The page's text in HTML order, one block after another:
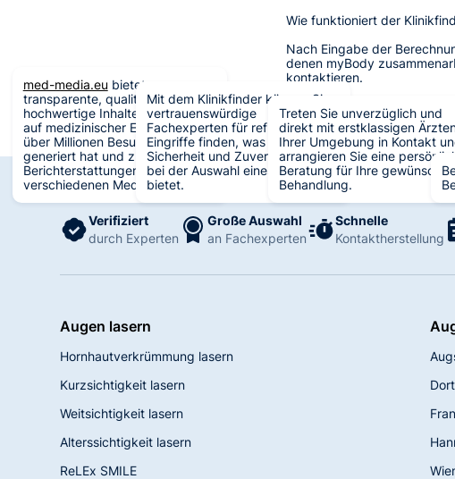
Wie funktioniert der
Nach Eingabe der
denen myBody
kontaktieren.
Wichtig: Die Angebote sind
eine Klinik oder Praxis finden.
med-media.eu bietet
transparente, qualitativ
hochwertige Inhalte mit Fokus
auf medizinischer Expertise, was
über Millionen Besucher
generiert hat und zu
Berichterstattungen in
verschiedenen Medien führt.
Verifiziert
durch Experten
Mit dem Klinikfinder können Sie
vertrauenswürdige
Fachexperten für refraktive
Eingriffe finden, was Ihnen
Sicherheit und Zuverlässigkeit
bei der Auswahl eines Arztes
bietet.
Große Auswahl
an Fachexperten
Treten Sie unverzüglich und
direkt mit erstklassigen
Ihrer Umgebung in Kontakt
arrangieren Sie eine
Beratung für Ihre gewünschte
Behandlung.
Schnelle
Kontaktherstellung
Augen lasern
Hornhautverkrümmung lasern
Kurzsichtigkeit lasern
Weitsichtigkeit lasern
Alterssichtigkeit lasern
ReLEx SMILE